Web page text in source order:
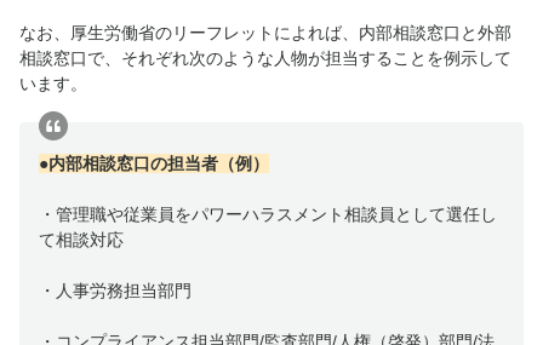
なお、厚生労働省のリーフレットによれば、内部相談窓口と外部
相談窓口で、それぞれ次のような人物が担当することを例示して
います。
●内部相談窓口の担当者（例）
・管理職や従業員をパワーハラスメント相談員として選任し
て相談対応
・人事労務担当部門
・コンプライアンス担当部門/監査部門/人権（啓発）部門/法